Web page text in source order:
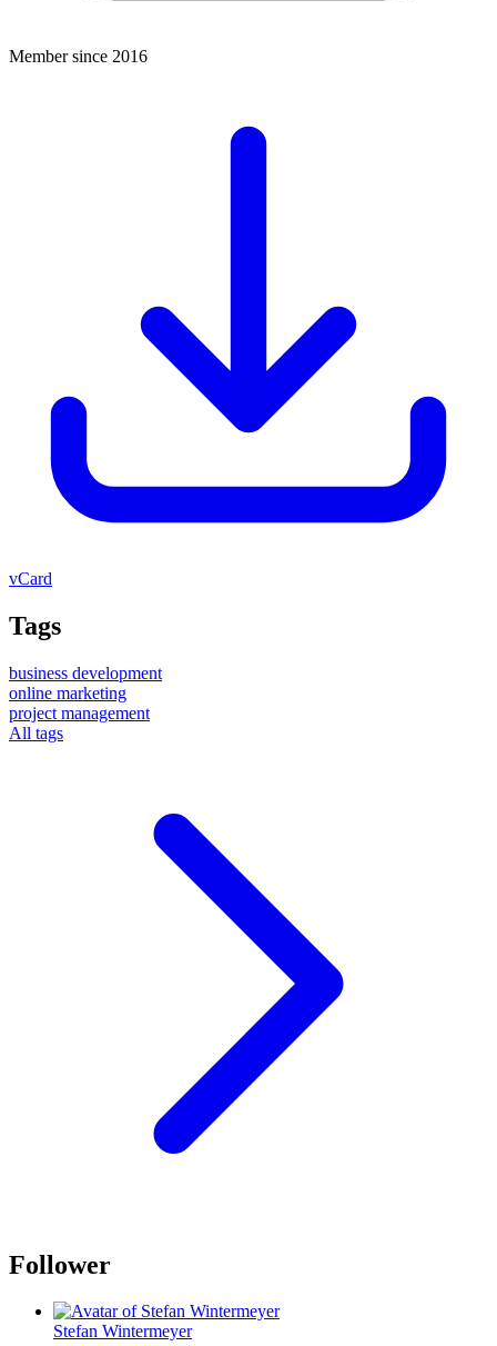
Member since 2016
vCard
Tags
business development
online marketing
project management
All tags
Follower
Stefan Wintermeyer